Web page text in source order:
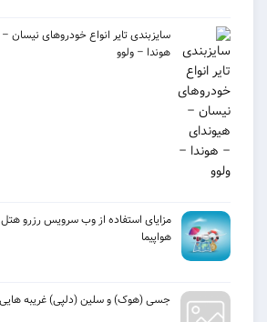
سایزبندی تایر انواع خودروهای نیسان
هوندا – ولوو
مزایای استفاده از وب سرویس رزرو
هواپیما
جسی (هوک) و سلین (دلپی) غریبه هایی